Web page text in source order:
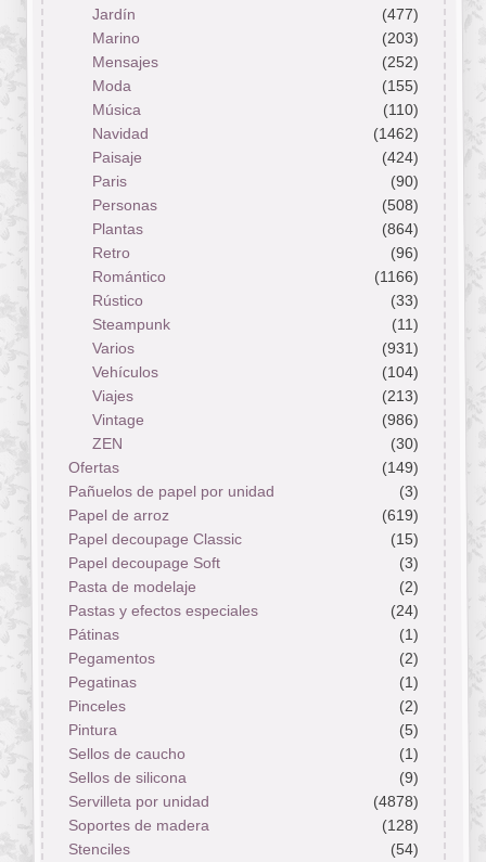
Jardín
(477)
Marino
(203)
Mensajes
(252)
Moda
(155)
Música
(110)
Navidad
(1462)
Paisaje
(424)
Paris
(90)
Personas
(508)
Plantas
(864)
Retro
(96)
Romántico
(1166)
Rústico
(33)
Steampunk
(11)
Varios
(931)
Vehículos
(104)
Viajes
(213)
Vintage
(986)
ZEN
(30)
Ofertas
(149)
Pañuelos de papel por unidad
(3)
Papel de arroz
(619)
Papel decoupage Classic
(15)
Papel decoupage Soft
(3)
Pasta de modelaje
(2)
Pastas y efectos especiales
(24)
Pátinas
(1)
Pegamentos
(2)
Pegatinas
(1)
Pinceles
(2)
Pintura
(5)
Sellos de caucho
(1)
Sellos de silicona
(9)
Servilleta por unidad
(4878)
Soportes de madera
(128)
Stenciles
(54)